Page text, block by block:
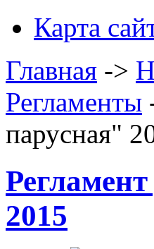
Карта
Главная ->
Регламенты
парусная"
2015